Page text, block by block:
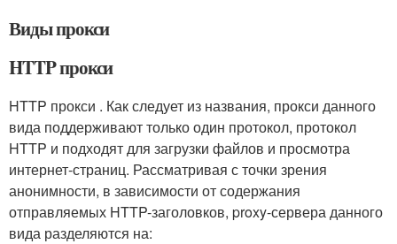
Виды прокси
HTTP прокси
HTTP прокси . Как следует из названия, прокси данного
вида поддерживают только один протокол, протокол
HTTP и подходят для загрузки файлов и просмотра
интернет-страниц. Рассматривая с точки зрения
анонимности, в зависимости от содержания
отправляемых HTTP-заголовков, proxy-сервера данного
вида разделяются на: